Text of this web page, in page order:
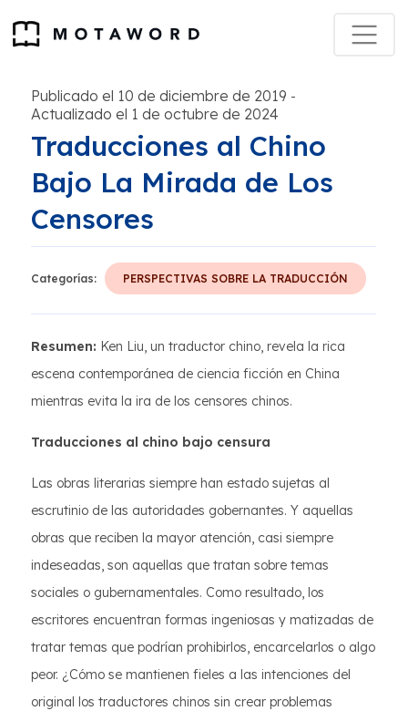
Publicado el 10 de diciembre de 2019 -
Actualizado el 1 de octubre de 2024
Traducciones al Chino
Bajo La Mirada de Los
Censores
Categorías: PERSPECTIVAS SOBRE LA TRADUCCIÓN
Resumen: Ken Liu, un traductor chino, revela la rica
escena contemporánea de ciencia ficción en China
mientras evita la ira de los censores chinos.
Traducciones al chino bajo censura
Las obras literarias siempre han estado sujetas al
escrutinio de las autoridades gobernantes. Y aquellas
obras que reciben la mayor atención, casi siempre
indeseadas, son aquellas que tratan sobre temas
sociales o gubernamentales. Como resultado, los
escritores encuentran formas ingeniosas y matizadas de
tratar temas que podrían prohibirlos, encarcelarlos o algo
peor. ¿Cómo se mantienen fieles a las intenciones del
original los traductores chinos sin crear problemas